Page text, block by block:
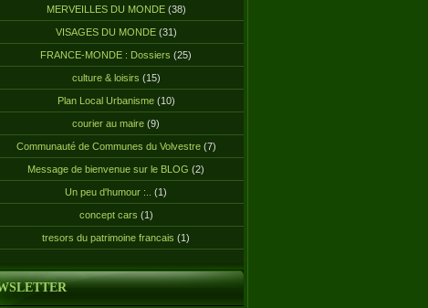
MERVEILLES DU MONDE(38)
VISAGES DU MONDE(31)
FRANCE-MONDE : Dossiers (25)
culture & loisirs (15)
Plan Local Urbanisme(10)
courier au maire (9)
Communauté de Communes du Volvestre(7)
Message de bienvenue sur le BLOG (2)
Un peu d'humour :.. (1)
concept cars (1)
tresors du patrimoine francais (1)